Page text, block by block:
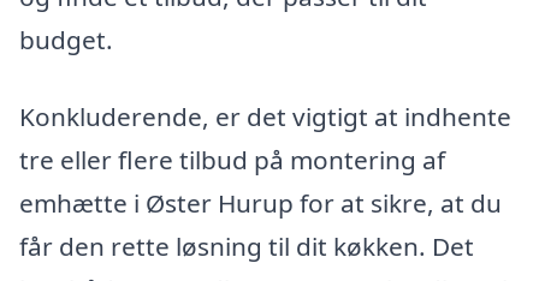
budget.
Konkluderende, er det vigtigt at indhente
tre eller flere tilbud på montering af
emhætte i Øster Hurup for at sikre, at du
får den rette løsning til dit køkken. Det